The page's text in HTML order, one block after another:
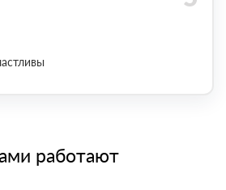
работают